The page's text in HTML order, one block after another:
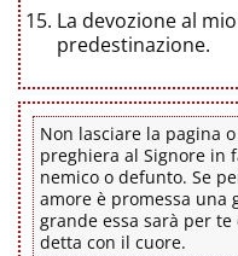
La devozione al
predestinazione.
Non lasciare la pagina
preghiera al Signore in
nemico o defunto. Se
amore è promessa una
grande essa sarà per
detta con il cuore.